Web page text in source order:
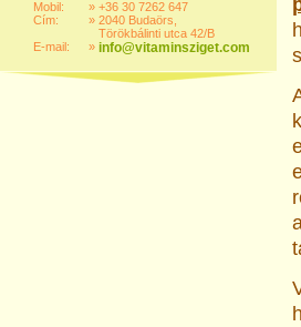
Mobil:
Cím:
E-mail:
»
»
»
+36 30 7262 647
2040 Budaörs,
Törökbálinti utca 42/B
info@vitaminsziget.com